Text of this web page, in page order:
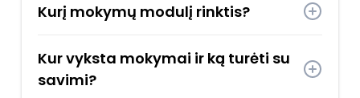
Kurį mokymų modulį rinktis?
Kur vyksta mokymai ir ką turėti su
savimi?